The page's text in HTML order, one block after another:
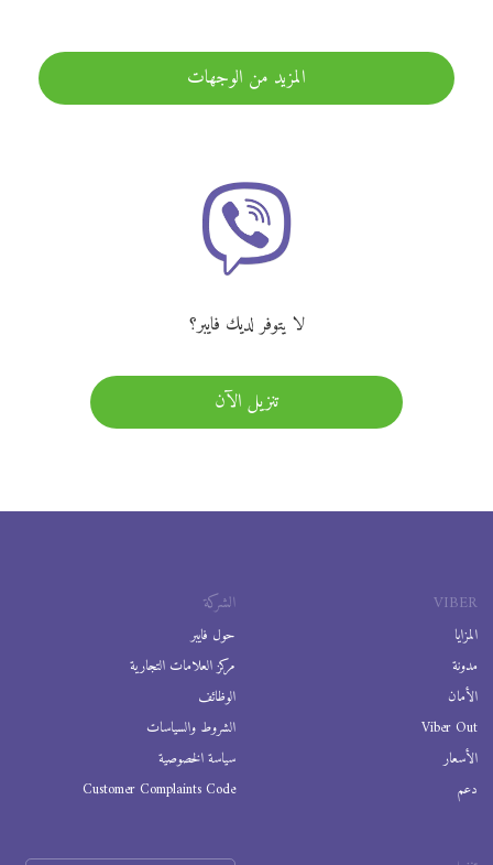
المزيد من الوجهات
لا يتوفر لديك فايبر؟
تنزيل الآن
VIBER
المزايا
مدونة
الأمان
Viber Out
الأسعار
دعم
الشركة
حول فايبر
مركز العلامات التجارية
الوظائف
الشروط والسياسات
سياسة الخصوصية
Customer Complaints Code